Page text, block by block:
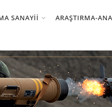
SANAYII ARAŞTIRMA-